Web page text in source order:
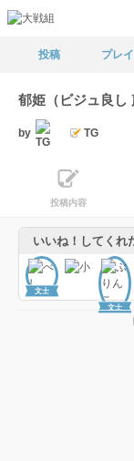
投稿 プレ
郁姫（ビジュ良し
by TG
投稿内容
いいね！してくれ
文士
文士